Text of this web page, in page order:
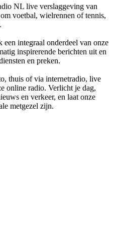
NL live verslaggeving van
voetbal, wielrennen of tennis,
integraal onderdeel van onze
inspirerende berichten uit en
en preken.
thuis of via internetradio, live
online radio. Verlicht je dag,
en verkeer, en laat onze
metgezel zijn.